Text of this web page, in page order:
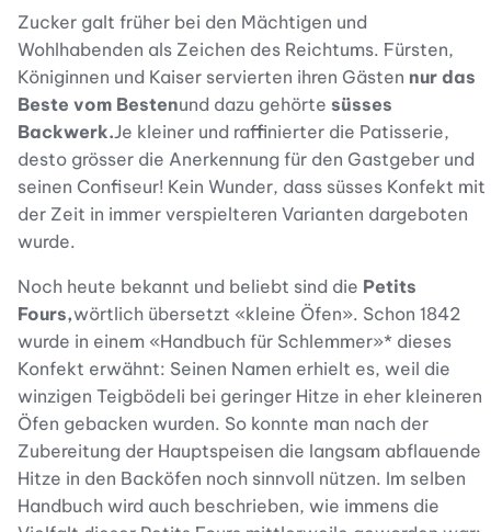
Zucker galt früher bei den Mächtigen und
Wohlhabenden als Zeichen des Reichtums. Fürsten,
Königinnen und Kaiser servierten ihren Gästen nur das
Beste vom Bestenund dazu gehörte süsses
Backwerk.Je kleiner und raffinierter die Patisserie,
desto grösser die Anerkennung für den Gastgeber und
seinen Confiseur! Kein Wunder, dass süsses Konfekt mit
der Zeit in immer verspielteren Varianten dargeboten
wurde.
Noch heute bekannt und beliebt sind die Petits
Fours,wörtlich übersetzt «kleine Öfen». Schon 1842
wurde in einem «Handbuch für Schlemmer»* dieses
Konfekt erwähnt: Seinen Namen erhielt es, weil die
winzigen Teigbödeli bei geringer Hitze in eher kleineren
Öfen gebacken wurden. So konnte man nach der
Zubereitung der Hauptspeisen die langsam abflauende
Hitze in den Backöfen noch sinnvoll nützen. Im selben
Handbuch wird auch beschrieben, wie immens die